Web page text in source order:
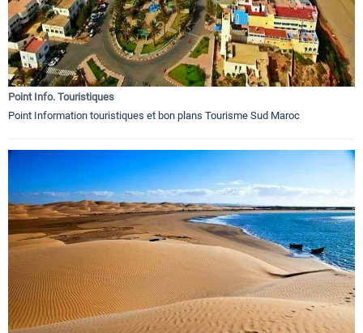
Point Info. Touristiques
Point Information touristiques et bon plans Tourisme Sud Maroc